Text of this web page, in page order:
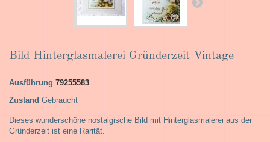
Bild Hinterglasmalerei Gründerzeit Vintage
Ausführung 79255583
Zustand Gebraucht
Dieses wunderschöne nostalgische Bild mit Hinterglasmalerei aus der
Gründerzeit ist eine Rarität.